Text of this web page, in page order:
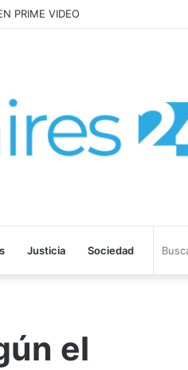
PRIME VIDEO
Justicia Sociedad
el